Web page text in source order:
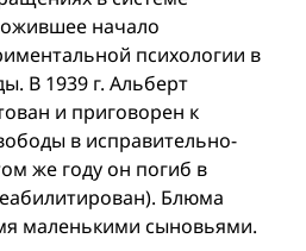
начало
психологии в
В 1939 г. Альберт
и приговорен к
в исправительно-
же году он погиб в
Блюма
маленькими сыновьями.